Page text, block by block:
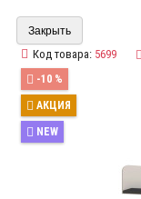
Закрыть
Код товара: 5699
-10 %
АКЦИЯ
NEW